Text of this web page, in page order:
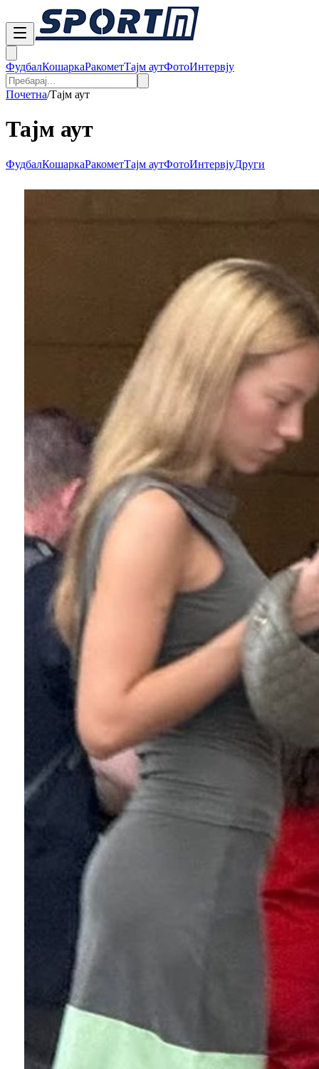
ФудбалКошаркаРакометТајм аутФотоИнтервју
Почетна/Тајм аут
Тајм аут
ФудбалКошаркаРакометТајм аутФотоИнтервјуДруги